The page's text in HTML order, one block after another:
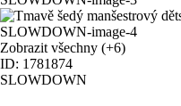
Zobrazit všechny (+6)
ID: 1781874
SLOWDOWN